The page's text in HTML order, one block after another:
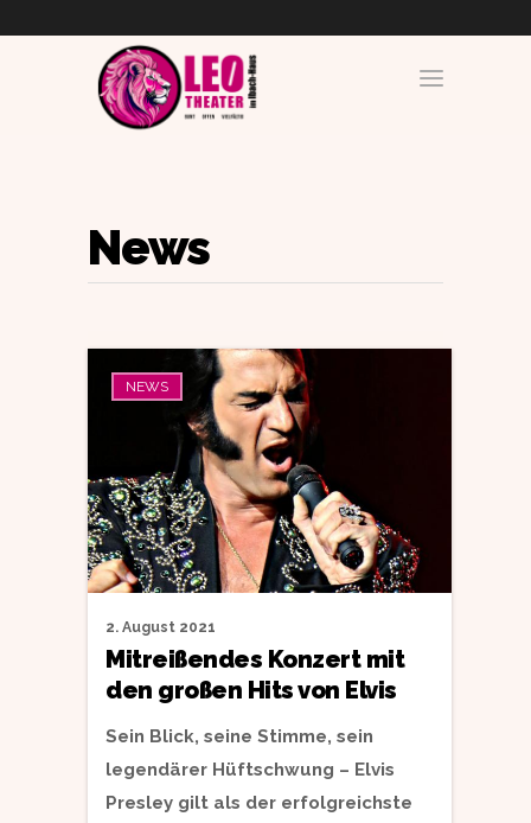
News
NEWS
2. August 2021
Mitreißendes Konzert mit
den großen Hits von Elvis
Sein Blick, seine Stimme, sein
legendärer Hüftschwung – Elvis
Presley gilt als der erfolgreichste